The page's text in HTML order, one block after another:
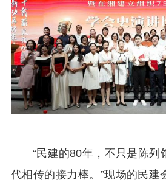
“民建的80年，不只是陈列
代相传的接力棒。 ”现场的民建